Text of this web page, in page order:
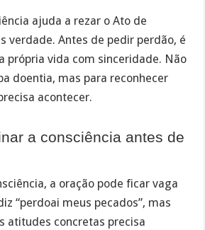
ajuda a rezar o Ato de
verdade. Antes de pedir perdão, é
própria vida com sinceridade. Não
doentia, mas para reconhecer
acontecer.
a consciência antes de
a oração pode ficar vaga
“perdoai meus pecados”, mas
atitudes concretas precisa